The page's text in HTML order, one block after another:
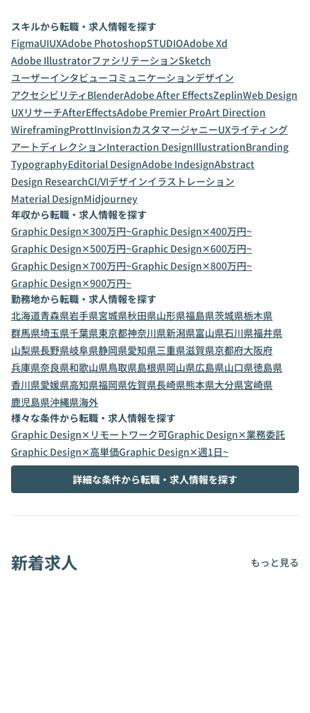
スキルから転職・求人情報を探す
FigmaUIUXAdobe PhotoshopSTUDIOAdobe Xd
Adobe IllustratorファシリテーションSketch
ユーザーインタビューコミュニケーションデザイン
アクセシビリティ BlenderAdobe After EffectsZeplinWeb Design
UXリサーチAfterEffectsAdobe Premier ProArt Direction
WireframingProttInvisionカスタマージャニーUXライティング
アートディレクションInteraction DesignIllustrationBranding
TypographyEditorial DesignAdobe IndesignAbstract
Design ResearchCI/VIデザインイラストレーション
Material DesignMidjourney
年収から転職・求人情報を探す
Graphic Design✕300万円~Graphic Design✕400万円~
Graphic Design✕500万円~Graphic Design✕600万円~
Graphic Design✕700万円~Graphic Design✕800万円~
Graphic Design✕900万円~
勤務地から転職・求人情報を探す
北海道青森県岩手県宮城県秋田県山形県福島県茨城県栃木県
群馬県埼玉県千葉県東京都神奈川県新潟県富山県石川県福井県
山梨県長野県岐阜県静岡県愛知県三重県滋賀県京都府大阪府
兵庫県奈良県和歌山県鳥取県島根県岡山県広島県山口県徳島県
香川県愛媛県高知県福岡県佐賀県長崎県熊本県大分県宮崎県
鹿児島県沖縄県海外
様々な条件から転職・求人情報を探す
Graphic Design✕リモートワーク可Graphic Design✕業務委託
Graphic Design✕高単価Graphic Design✕週1日~
詳細な条件から転職・求人情報を探す
新着求人 もっと見る